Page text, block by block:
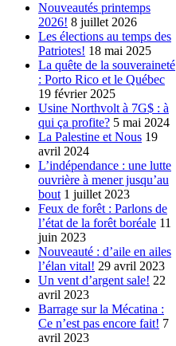
Nouveautés printemps
2026! 8 juillet 2026
Les élections au temps des
Patriotes! 18 mai 2025
La quête de la souveraineté
: Porto Rico et le Québec
19 février 2025
Usine Northvolt à 7G$ : à
qui ça profite? 5 mai 2024
La Palestine et Nous 19
avril 2024
L’indépendance : une lutte
ouvrière à mener jusqu’au
bout 1 juillet 2023
Feux de forêt : Parlons de
l’état de la forêt boréale 11
juin 2023
Nouveauté : d’aile en ailes
l’élan vital! 29 avril 2023
Un vent d’argent sale! 22
avril 2023
Barrage sur la Mécatina :
Ce n’est pas encore fait! 7
avril 2023